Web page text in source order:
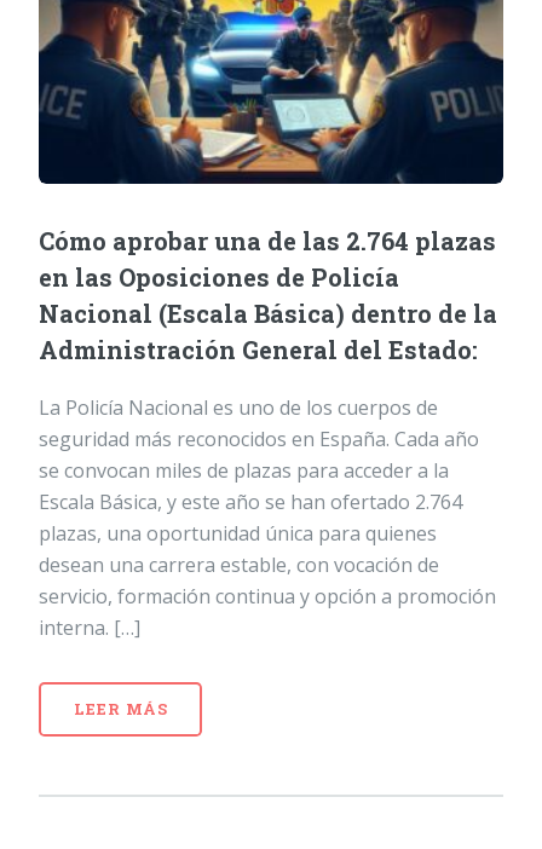
Cómo aprobar una de las 2.764 plazas
en las Oposiciones de Policía
Nacional (Escala Básica) dentro de la
Administración General del Estado:
La Policía Nacional es uno de los cuerpos de
seguridad más reconocidos en España. Cada año
se convocan miles de plazas para acceder a la
Escala Básica, y este año se han ofertado 2.764
plazas, una oportunidad única para quienes
desean una carrera estable, con vocación de
servicio, formación continua y opción a promoción
interna. […]
LEER MÁS